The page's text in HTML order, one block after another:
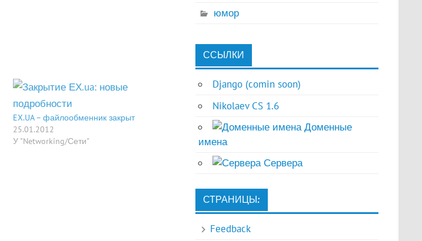
EX.UA – файлообменник закрыт
25.01.2012
У "Networking/Сети"
юмор
ССЫЛКИ
Django (comin soon)
Nikolaev CS 1.6
Доменные
имена
Сервера
СТРАНИЦЫ:
Feedback